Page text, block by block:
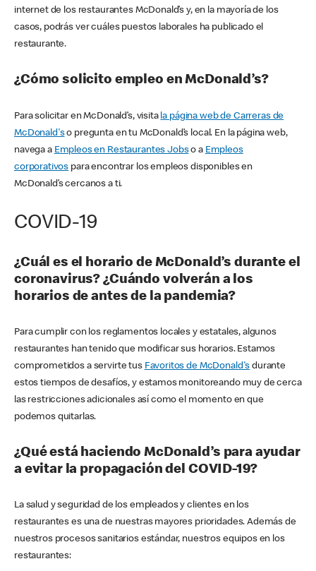
internet de los restaurantes McDonald’s y, en la mayoría de los
casos, podrás ver cuáles puestos laborales ha publicado el
restaurante.
¿Cómo solicito empleo en McDonald’s?
Para solicitar en McDonald’s, visita la página web de Carreras de
McDonald'so pregunta en tu McDonald’s local. En la página web,
navega a Empleos en Restaurantes Jobso a Empleos
corporativos para encontrar los empleos disponibles en
McDonald’s cercanos a ti.
COVID-19
¿Cuál es el horario de McDonald’s durante el
coronavirus? ¿Cuándo volverán a los
horarios de antes de la pandemia?
Para cumplir con los reglamentos locales y estatales, algunos
restaurantes han tenido que modificar sus horarios. Estamos
comprometidos a servirte tus Favoritos de McDonald's durante
estos tiempos de desafíos, y estamos monitoreando muy de cerca
las restricciones adicionales así como el momento en que
podemos quitarlas.
¿Qué está haciendo McDonald’s para ayudar
a evitar la propagación del COVID-19?
La salud y seguridad de los empleados y clientes en los
restaurantes es una de nuestras mayores prioridades. Además de
nuestros procesos sanitarios estándar, nuestros equipos en los
restaurantes: